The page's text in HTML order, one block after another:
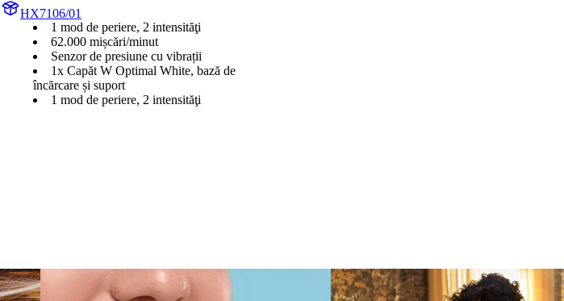
HX7106/01
1 mod de periere, 2 intensităţi
62.000 mișcări/minut
Senzor de presiune cu vibrații
1x Capăt W Optimal White, bază de
încărcare și suport
1 mod de periere, 2 intensităţi